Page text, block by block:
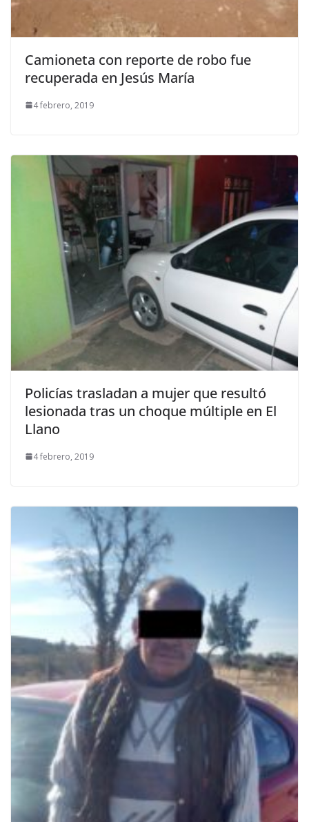
Camioneta con reporte de robo fue
recuperada en Jesús María
4 febrero, 2019
Policías trasladan a mujer que resultó
lesionada tras un choque múltiple en El
Llano
4 febrero, 2019